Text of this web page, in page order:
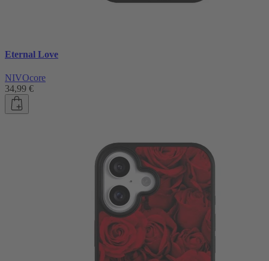
Eternal Love
NIVOcore
34,99 €